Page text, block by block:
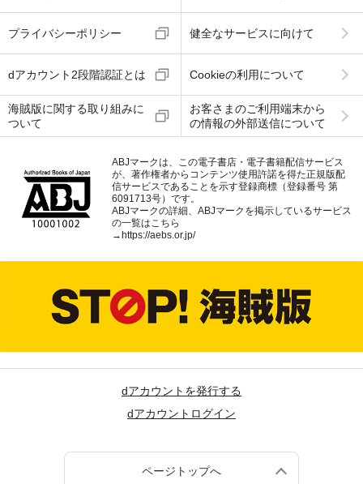
プライバシーポリシー 健全なサービスに向けて
dアカウント2段階認証とは Cookieの利用について
海賊版に関する取り組みに
ついて
お客さまのご利用端末から
の情報の外部送信について
ABJマークは、この電子書店・電子書籍配信サービス
が、著作権者からコンテンツ使用許諾を得た正規版配
信サービスであることを示す登録商標（登録番号 第
6091713号）です。
ABJマークの詳細、ABJマークを掲示しているサービス
の一覧はこちら
→ https://aebs.or.jp/
dアカウントを発行する
dアカウントログイン
ページトップへ